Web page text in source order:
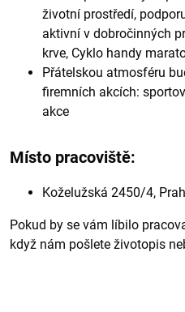
životní prostředí,
aktivní v dobročinných
krve, Cyklo handy
Přátelskou atmosféru
firemních akcích:
akce
Místo pracoviště:
Koželužská 2450/4,
Pokud by se vám líbilo
když nám pošlete životopis